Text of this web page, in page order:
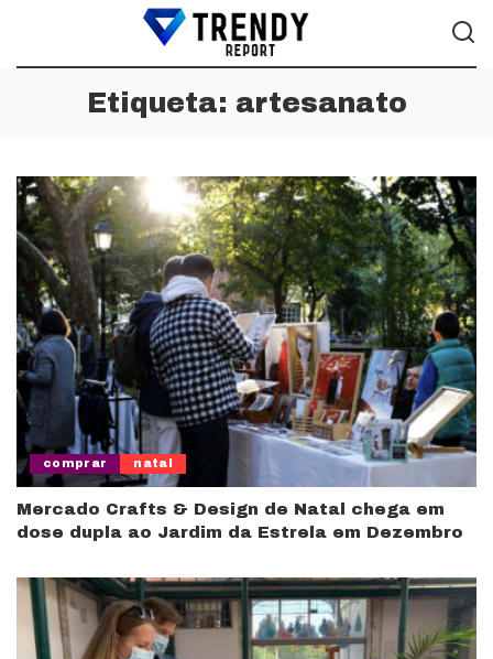
Etiqueta: artesanato
comprar natal
Mercado Crafts & Design de Natal chega em
dose dupla ao Jardim da Estrela em Dezembro